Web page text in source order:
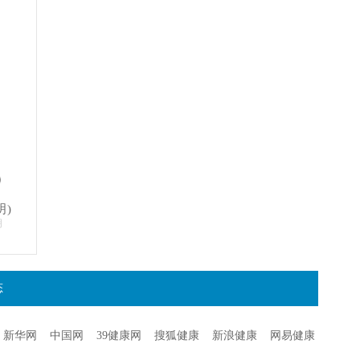
)
新华网 中国网 39健康网 搜狐健康 新浪健康
网易健康